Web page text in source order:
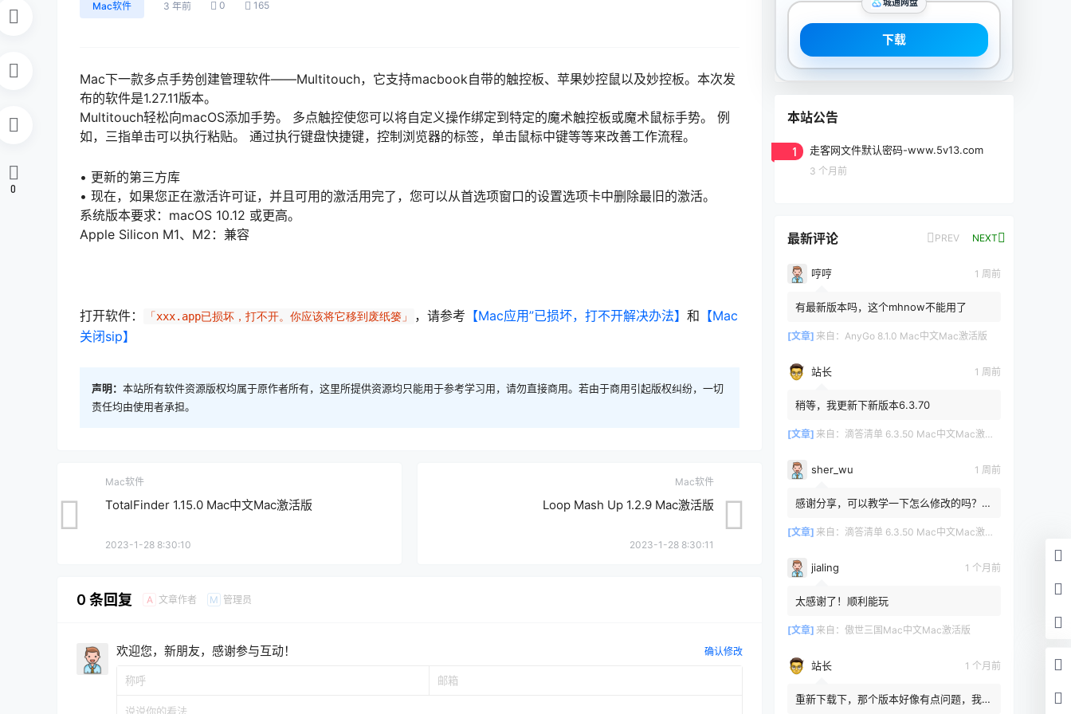
Mac软件 3 年前 0 165
Mac下一款多点手势创建管理软件——Multitouch，它支持macbook自带的触控板、苹果妙控鼠以及妙控板。本次发
布的软件是1.27.11版本。
Multitouch轻松向macOS添加手势。 多点触控使您可以将自定义操作绑定到特定的魔术触控板或魔术鼠标手势。 例
如，三指单击可以执行粘贴。 通过执行键盘快捷键，控制浏览器的标签，单击鼠标中键等等来改善工作流程。
• 更新的第三方库
• 现在，如果您正在激活许可证，并且可用的激活用完了，您可以从首选项窗口的设置选项卡中删除最旧的激活。
系统版本要求：macOS 10.12 或更高。
Apple Silicon M1、M2：兼容
打开软件： 「xxx.app已损坏，打不开。你应该将它移到废纸篓」 ，请参考 【Mac应用”已损坏，打不开解决办法】 和 【Mac
关闭sip】
声明： 本站所有软件资源版权均属于原作者所有，这里所提供资源均只能用于参考学习用，请勿直接商用。若由于商用引起版权纠纷，一切
责任均由使用者承担。
0
Mac软件
TotalFinder 1.15.0 Mac中文Mac激活版
2023-1-28 8:30:10
Mac软件
Loop Mash Up 1.2.9 Mac激活版
2023-1-28 8:30:11
0 条回复 A 文章作者 M 管理员
欢迎您，新朋友，感谢参与互动！ 确认修改
城通网盘
下载
本站公告
1 走客网文件默认密码-www.5v13.com
3 个月前
最新评论 PREV NEXT
哼哼 1 周前
有最新版本吗，这个mhnow不能用了
[文章] 来自： AnyGo 8.1.0 Mac中文Mac激活版
站长 1 周前
稍等，我更新下新版本6.3.70
[文章] 来自： 滴答清单 6.3.50 Mac中文Mac激活版
sher_wu 1 周前
感谢分享，可以教学一下怎么修改的吗？目
[文章] 来自： 滴答清单 6.3.50 Mac中文Mac激活版
jialing 1 个月前
太感谢了！顺利能玩
[文章] 来自： 傲世三国Mac中文Mac激活版
站长 1 个月前
重新下载下，那个版本好像有点问题，我重